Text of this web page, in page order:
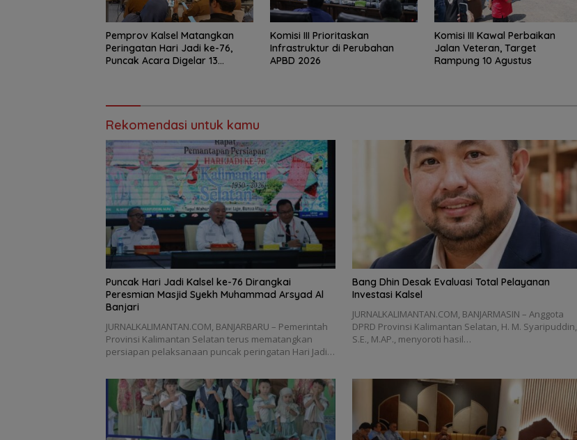
Pemprov Kalsel Matangkan
Peringatan Hari Jadi ke-76,
Puncak Acara Digelar 13
‎Komisi III Prioritaskan
Infrastruktur di Perubahan
APBD 2026
Komisi III Kawal Perbaikan
Jalan Veteran, Target
Rampung 10 Agustus
Rekomendasi untuk kamu
Puncak Hari Jadi Kalsel ke-76 Dirangkai
Peresmian Masjid Syekh Muhammad Arsyad Al
Banjari
JURNALKALIMANTAN.COM, BANJARBARU – Pemerintah
Provinsi Kalimantan Selatan terus mematangkan
persiapan pelaksanaan puncak peringatan Hari Jadi…
‎Bang Dhin Desak Evaluasi Total Pelayanan
Investasi Kalsel
JURNALKALIMANTAN.COM, ‎BANJARMASIN – Anggota
DPRD Provinsi Kalimantan Selatan, H. M. Syaripuddin,
S.E., M.AP., menyoroti hasil…